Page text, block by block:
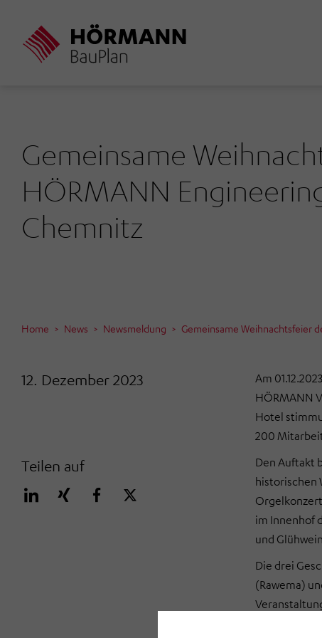
Inhalt
Gemeinsame
HÖRMANN
Chemnitz
Home News Newsmeldung Gemeinsame Weihnachtsfeier
12. Dezember 2023
Teilen auf
Am
HÖRMANN
Hotel
200
Den Auftakt
historischen
im Innenhof
und
Die drei
(Rawema)